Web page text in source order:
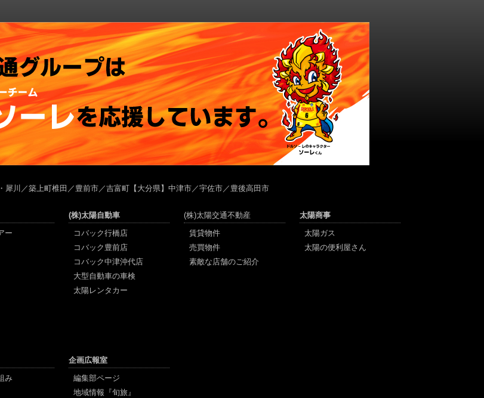
川／築上町椎田／豊前市／吉富町【大分県】中津市／宇佐市／豊後高田市
ー
(株)太陽自動車
コバック行橋店
コバック豊前店
コバック中津沖代店
大型自動車の車検
太陽レンタカー
(株)太陽交通不動産
賃貸物件
売買物件
素敵な店舗のご紹介
太陽商事
太陽ガス
太陽の便利屋さん
み
企画広報室
編集部ページ
地域情報『旬旅』